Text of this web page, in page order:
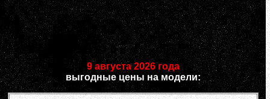
9 августа 2026 года
выгодные цены на модели: